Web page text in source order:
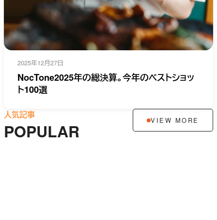
2025年12月27日
NocTone2025年の総決算。今年のベストショッ
ト100選
人気記事
POPULAR VIEW MORE